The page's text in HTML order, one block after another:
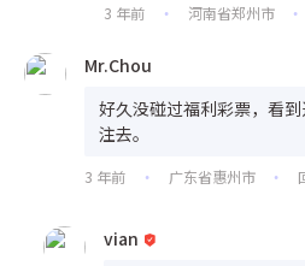
3 年前 • 河南省郑州市 •
Mr.Chou
好久没碰过福利彩票，看
注去。
3 年前 • 广东省惠州市 •
vian